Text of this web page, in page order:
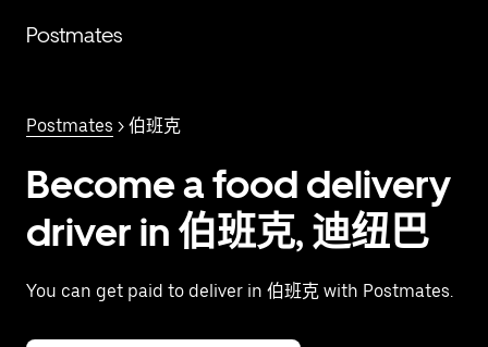
Postmates
Postmates > 伯班克
Become a food delivery
driver in 伯班克, 迪纽巴
You can get paid to deliver in 伯班克 with Postmates.